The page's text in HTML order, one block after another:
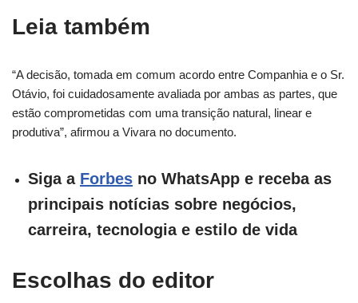
Leia também
“A decisão, tomada em comum acordo entre Companhia e o Sr.
Otávio, foi cuidadosamente avaliada por ambas as partes, que
estão comprometidas com uma transição natural, linear e
produtiva”, afirmou a Vivara no documento.
Siga a Forbes no WhatsApp e receba as
principais notícias sobre negócios,
carreira, tecnologia e estilo de vida
Escolhas do editor